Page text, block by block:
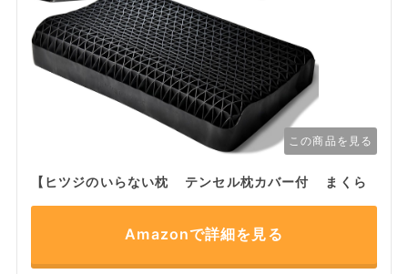
この商品を見る
【ヒツジのいらない枕 テンセル枕カバー付 まくら
Amazonで詳細を見る